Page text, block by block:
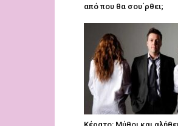
από που θα σου΄ρθει;